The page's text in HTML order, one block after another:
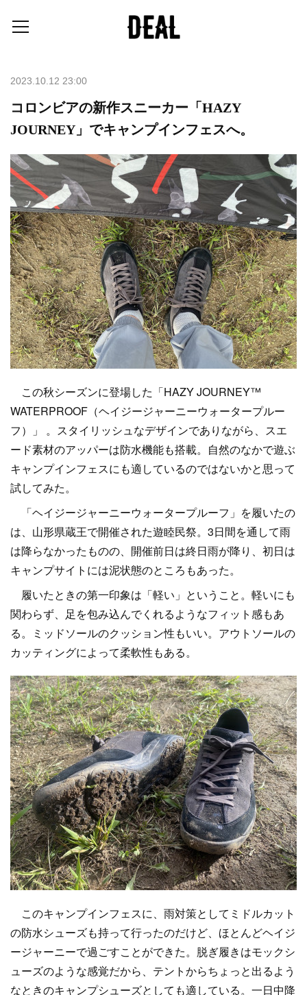
2023.10.12 23:00
コロンビアの新作スニーカー「HAZY
JOURNEY」でキャンプインフェスへ。
この秋シーズンに登場した「HAZY JOURNEY™
WATERPROOF（ヘイジージャーニーウォータープルー
フ）」 。スタイリッシュなデザインでありながら、スエ
ード素材のアッパーは防水機能も搭載。自然のなかで遊ぶ
キャンプインフェスにも適しているのではないかと思って
試してみた。
「ヘイジージャーニーウォータープルーフ」を履いたの
は、山形県蔵王で開催された遊睦民祭。3日間を通して雨
は降らなかったものの、開催前日は終日雨が降り、初日は
キャンプサイトには泥状態のところもあった。
履いたときの第一印象は「軽い」ということ。軽いにも
関わらず、足を包み込んでくれるようなフィット感もあ
る。ミッドソールのクッション性もいい。アウトソールの
カッティングによって柔軟性もある。
このキャンプインフェスに、雨対策としてミドルカット
の防水シューズも持って行ったのだけど、ほとんどヘイジ
ージャーニーで過ごすことができた。脱ぎ履きはモックシ
ューズのような感覚だから、テントからちょっと出るよう
なときのキャンプシューズとしても適している。一日中降